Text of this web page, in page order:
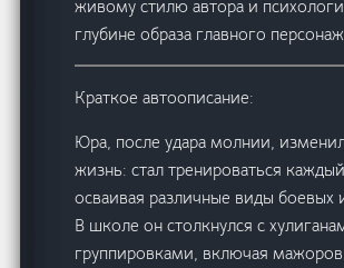
живому стилю автора и
глубине образа главного
Краткое автоописание:
Юра, после удара молнии,
жизнь: стал тренироваться
осваивая различные виды боевых
В школе он столкнулся с
группировками, включая мажоров,